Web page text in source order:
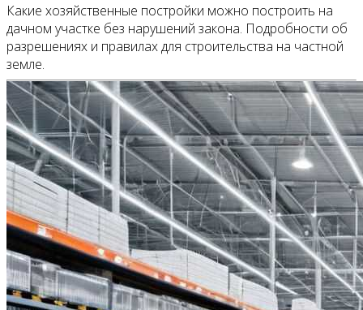
Какие хозяйственные постройки можно построить на
дачном участке без нарушений закона. Подробности об
разрешениях и правилах для строительства на частной
земле.